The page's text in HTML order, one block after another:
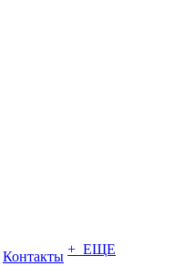
Контакты + ЕЩЕ